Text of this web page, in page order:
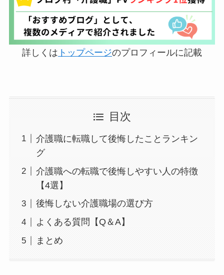
詳しくは トップページのプロフィールに記載
目次
介護職に転職して後悔したことランキン
グ
介護職への転職で後悔しやすい人の特徴
【4選】
後悔しない介護職場の選び方
よくある質問【Q＆A】
まとめ